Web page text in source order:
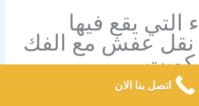
التي يقع فيها
نقل عفش مع الفك
السعر الأرخص
الشركة بناءً على السعر
اتصل بنا الان